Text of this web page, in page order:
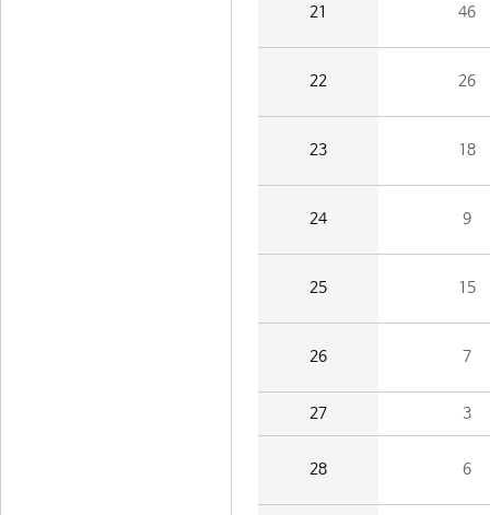
21 46
22 26
23 18
24 9
25 15
26 7
27 3
28 6